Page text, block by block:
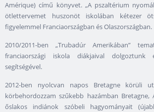
Amérique) című könyvet. „A pszaltérium
ötlettervemet huszonöt iskolában kétezer
figyelemmel Franciaországban és Olaszországban.
2010/2011-ben „Trubadúr Amerikában”
franciaországi iskola diákjaival
segítségével.
2012-ben nyolcvan napos Bretagne körüli
körbehordozzam szűkebb hazámban Bretagne,
őslakos indiánok szóbeli hagyományait